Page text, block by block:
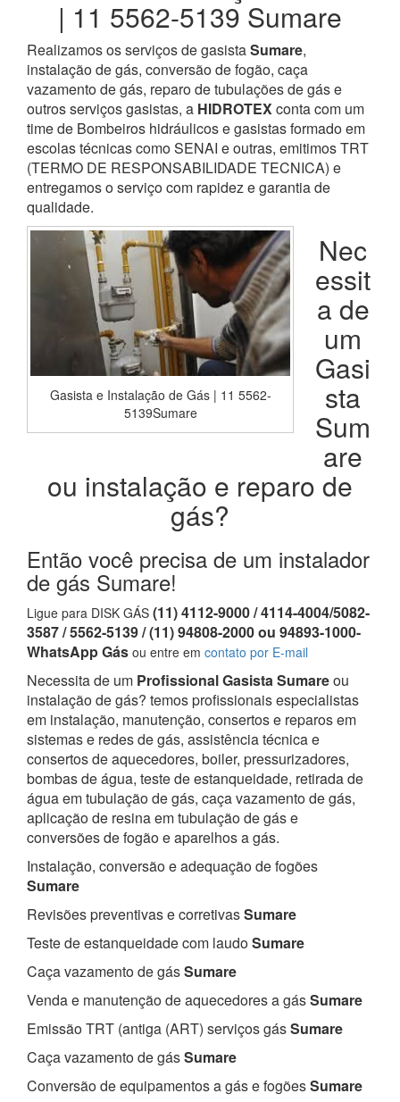
| 11 5562-5139 Sumare
Realizamos os serviços de gasistaSumare,
instalação de gás, conversão de fogão, caça
vazamento de gás, reparo de tubulações de gás e
outros serviços gasistas, a HIDROTEXconta com um
time de Bombeiros hidráulicos e gasistas formado em
escolas técnicas como SENAI e outras, emitimos TRT
(TERMO DE RESPONSABILIDADE TECNICA) e
entregamos o serviço com rapidez e garantia de
qualidade.
Gasista e Instalação de Gás | 11 5562-
5139Sumare
Nec
essit
a de
um
Gasi
sta
Sum
are
ou instalação e reparo de
gás?
Então você precisa de um instalador
de gás Sumare!
Ligue para DISK GÁS (11) 4112-9000 / 4114-4004/5082-
3587 / 5562-5139 / (11) 94808-2000 ou 94893-1000-
WhatsApp Gás ou entre em contato por E-mail
Necessita de um Profissional Gasista Sumareou
instalação de gás? temos profissionais especialistas
em instalação, manutenção, consertos e reparos em
sistemas e redes de gás, assistência técnica e
consertos de aquecedores, boiler, pressurizadores,
bombas de água, teste de estanqueidade, retirada de
água em tubulação de gás, caça vazamento de gás,
aplicação de resina em tubulação de gás e
conversões de fogão e aparelhos a gás.
Instalação, conversão e adequação de fogões
Sumare
Revisões preventivas e corretivasSumare
Teste de estanqueidade com laudoSumare
Caça vazamento de gásSumare
Venda e manutenção de aquecedores a gásSumare
Emissão TRT (antiga (ART) serviços gásSumare
Caça vazamento de gásSumare
Conversão de equipamentos a gás e fogõesSumare